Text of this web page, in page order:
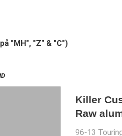
"MH", "Z" & "C")
Killer
Raw
96-13